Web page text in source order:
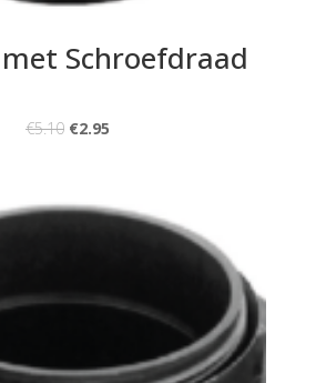
Schroefdraad
€5.10 €2.95